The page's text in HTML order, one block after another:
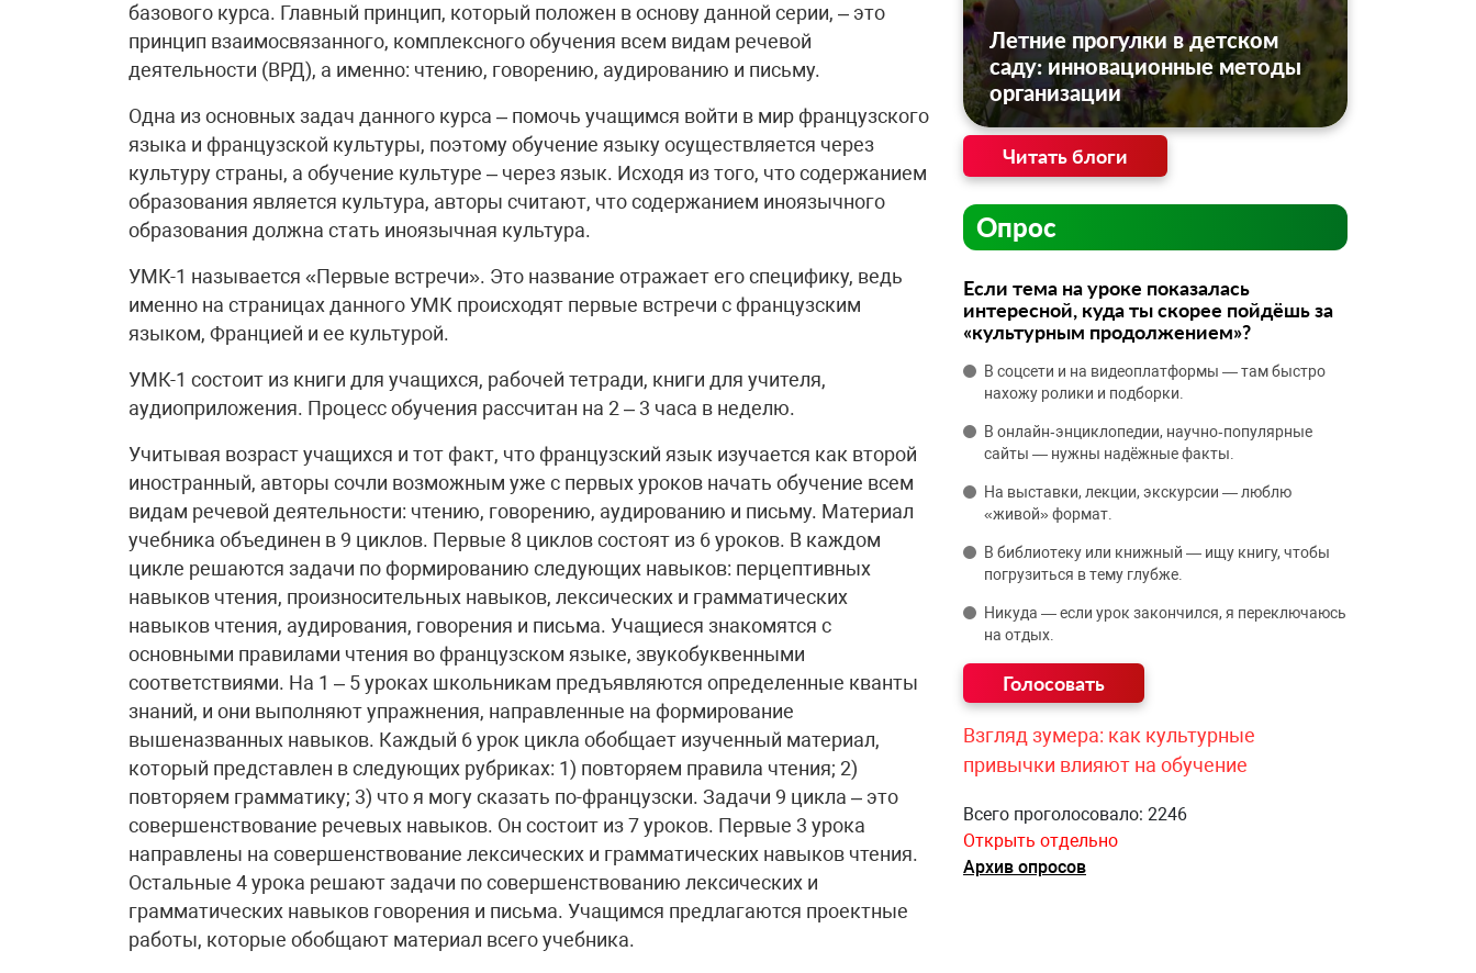
базового курса. Главный принцип, который положен в основу данной серии, – это
принцип взаимосвязанного, комплексного обучения всем видам речевой
деятельности (ВРД), а именно: чтению, говорению, аудированию и письму.
Одна из основных задач данного курса – помочь учащимся войти в мир французского
языка и французской культуры, поэтому обучение языку осуществляется через
культуру страны, а обучение культуре – через язык. Исходя из того, что содержанием
образования является культура, авторы считают, что содержанием иноязычного
образования должна стать иноязычная культура.
УМК-1 называется «Первые встречи». Это название отражает его специфику, ведь
именно на страницах данного УМК происходят первые встречи с французским
языком, Францией и ее культурой.
УМК-1 состоит из книги для учащихся, рабочей тетради, книги для учителя,
аудиоприложения. Процесс обучения рассчитан на 2 – 3 часа в неделю.
Учитывая возраст учащихся и тот факт, что французский язык изучается как второй
иностранный, авторы сочли возможным уже с первых уроков начать обучение всем
видам речевой деятельности: чтению, говорению, аудированию и письму. Материал
учебника объединен в 9 циклов. Первые 8 циклов состоят из 6 уроков. В каждом
цикле решаются задачи по формированию следующих навыков: перцептивных
навыков чтения, произносительных навыков, лексических и грамматических
навыков чтения, аудирования, говорения и письма. Учащиеся знакомятся с
основными правилами чтения во французском языке, звукобуквенными
соответствиями. На 1 – 5 уроках школьникам предъявляются определенные кванты
знаний, и они выполняют упражнения, направленные на формирование
вышеназванных навыков. Каждый 6 урок цикла обобщает изученный материал,
который представлен в следующих рубриках: 1) повторяем правила чтения; 2)
повторяем грамматику; 3) что я могу сказать по-французски. Задачи 9 цикла – это
совершенствование речевых навыков. Он состоит из 7 уроков. Первые 3 урока
направлены на совершенствование лексических и грамматических навыков чтения.
Остальные 4 урока решают задачи по совершенствованию лексических и
грамматических навыков говорения и письма. Учащимся предлагаются проектные
работы, которые обобщают материал всего учебника.
Летние прогулки в детском
саду: инновационные методы
организации
Читать блоги
Опрос
Если тема на уроке показалась
интересной, куда ты скорее пойдёшь за
«культурным продолжением»?
В соцсети и на видеоплатформы — там быстро
нахожу ролики и подборки.
В онлайн‑энциклопедии, научно‑популярные
сайты — нужны надёжные факты.
На выставки, лекции, экскурсии — люблю
«живой» формат.
В библиотеку или книжный — ищу книгу, чтобы
погрузиться в тему глубже.
Никуда — если урок закончился, я переключаюсь
на отдых.
Взгляд зумера: как культурные
привычки влияют на обучение
Всего проголосовало: 2246
Открыть отдельно
Архив опросов